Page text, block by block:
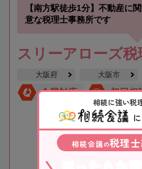
【南方駅徒歩1分】不動産に
意な税理士事務所です
スリーアローズ税
大阪府 大阪市
全国対応 初回相
相続に強い税
に
相続会議の税理